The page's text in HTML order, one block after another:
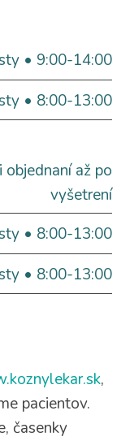
• 9:00-14:00
• 8:00-13:00
až po
vyšetrení
• 8:00-13:00
• 8:00-13:00
,
pacientov.
časenky